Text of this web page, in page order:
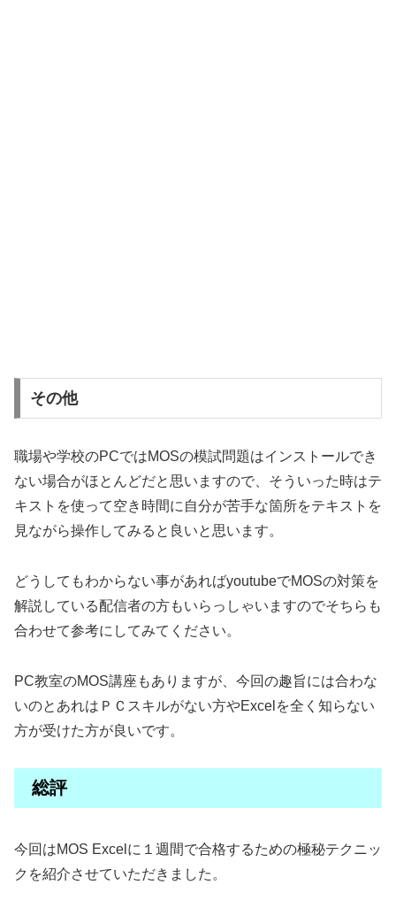
その他
職場や学校のPCではMOSの模試問題はインストールでき
ない場合がほとんどだと思いますので、そういった時はテ
キストを使って空き時間に自分が苦手な箇所をテキストを
見ながら操作してみると良いと思います。
どうしてもわからない事があればyoutubeでMOSの対策を
解説している配信者の方もいらっしゃいますのでそちらも
合わせて参考にしてみてください。
PC教室のMOS講座もありますが、今回の趣旨には合わな
いのとあれはＰＣスキルがない方やExcelを全く知らない
方が受けた方が良いです。
総評
今回はMOS Excelに１週間で合格するための極秘テクニッ
クを紹介させていただきました。